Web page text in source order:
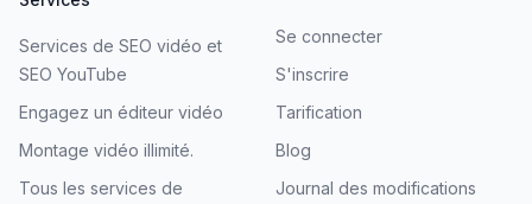
Services de SEO vidéo et
SEO YouTube
Engagez un éditeur vidéo
Montage vidéo illimité.
Tous les services de
Se connecter
S'inscrire
Tarification
Blog
Journal des modifications